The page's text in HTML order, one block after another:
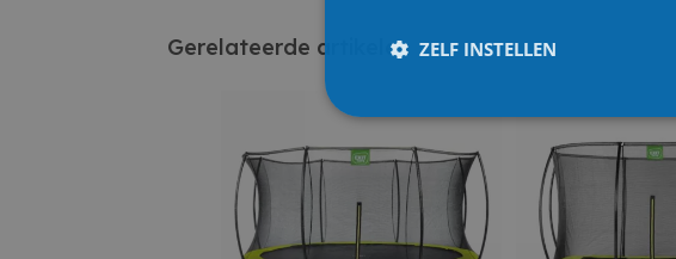
Gerelateerde artikelen ZELF INSTELLEN